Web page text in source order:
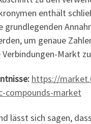
enthält
grundlegenden
um genaue
Markt
https://
compounds-market
lässt sich sagen,